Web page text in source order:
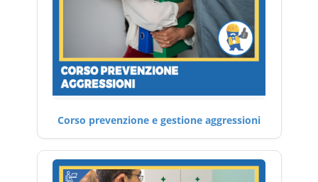
Corso prevenzione e gestione aggressioni